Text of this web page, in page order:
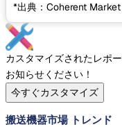
*出典：Coherent
カスタマイズされたレポ
お知らせください！
今すぐカスタマイズ
搬送機器市場 トレンド